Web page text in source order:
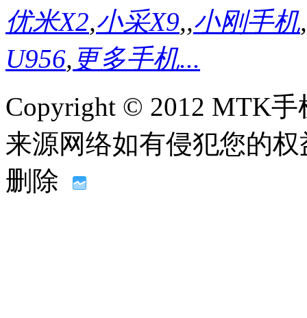
优米X2,小采X9,,小刚手机,
U956, 更多手机...
Copyright © 2012 MTK
来源网络如有侵犯您的
删除